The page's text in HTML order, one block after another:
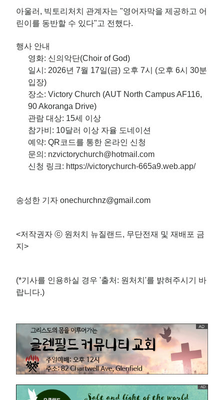
아울러, 빅토리처치 관계자는 "영어자막을 제공하고 어
린이를 동반할 수 있다"고 전했다.
행사 안내
영화: 신의악단(Choir of God)
일시: 2026년 7월 17일(금) 오후 7시 (오후 6시 30분
입장)
장소: Victory Church (AUT North Campus AF116,
90 Akoranga Drive)
관람 대상: 15세 이상
참가비: 10달러 이상 자율 도네이션
예약: QR코드를 통한 온라인 신청
문의: nzvictorychurch@hotmail.com
신청 링크: https://victorychurch-665a9.web.app/
송성한 기자 onechurchnz@gmail.com
<저작권자 ⓒ 원처치 뉴질랜드, 무단전재 및 재배포 금
지>
(*기사를 인용하실 경우 '출처: 원처치'를 밝혀주시기 바
랍니다.)